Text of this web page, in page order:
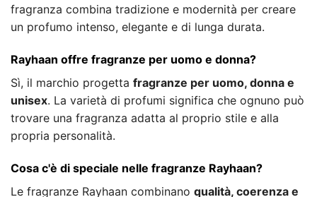
fragranza combina tradizione e modernità per creare
un profumo intenso, elegante e di lunga durata.
Rayhaan offre fragranze per uomo e donna?
Sì, il marchio progetta fragranze per uomo, donna e
unisex. La varietà di profumi significa che ognuno può
trovare una fragranza adatta al proprio stile e alla
propria personalità.
Cosa c'è di speciale nelle fragranze Rayhaan?
Le fragranze Rayhaan combinano qualità, coerenza e